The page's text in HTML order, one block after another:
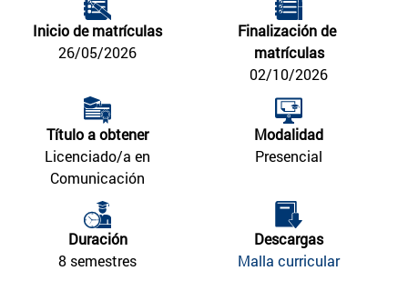
Inicio de matrículas
26/05/2026
Finalización de
matrículas
02/10/2026
Título a obtener
Licenciado/a en
Comunicación
Modalidad
Presencial
Duración
8 semestres
Descargas
Malla curricular